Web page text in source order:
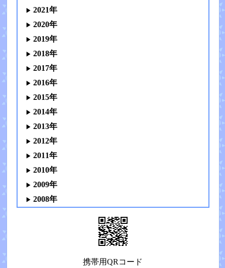
2021年
2020年
2019年
2018年
2017年
2016年
2015年
2014年
2013年
2012年
2011年
2010年
2009年
2008年
携帯用QRコード